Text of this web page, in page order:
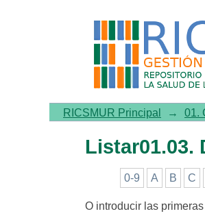
Listar01.03.
RICSMUR Principal → 01.
0-9 A B C
O introducir las